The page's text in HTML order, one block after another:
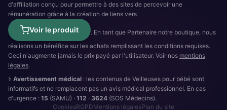
d'affiliation conçu pour permettre à des sites de percevoir une
rémunération grâce à la création de liens vers
Voir le produit
. En tant que Partenaire notre boutique, nous
réalisons un bénéfice sur les achats remplissant les conditions requises.
Ceci n'augmente jamais le prix payé par l'utilisateur. Voir nos mentions
légales.
⚕️ Avertissement médical : les contenus de Veilleuses pour bébé sont
informatifs et ne remplacent pas un avis médical professionnel. En cas
d'urgence : 15 (SAMU) · 112 · 3624 (SOS Médecins).
CookiesRGPDMentions légalesPlan du site